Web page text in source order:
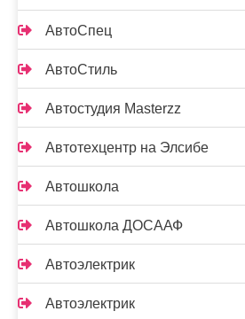
АвтоСпец
АвтоСтиль
Автостудия Masterzz
Автотехцентр на Элсибе
Автошкола
Автошкола ДОСААФ
Автоэлектрик
Автоэлектрик